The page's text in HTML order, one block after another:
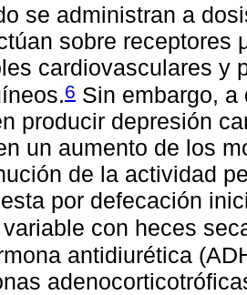
se administran a
sobre receptores
cardiovasculares y
6 Sin embargo,
producir depresión
un aumento de los
de la actividad
por defecación
con heces
antidiurética